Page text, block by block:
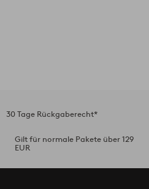
30 Tage Rückgaberecht*
Gilt für normale Pakete über 129
EUR